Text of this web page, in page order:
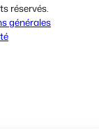
réservés.
générales